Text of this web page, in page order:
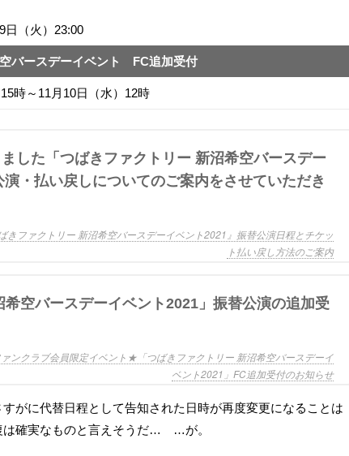
日（火）23:00
バースデーイベント FC追加受付
時～11月10日（水）12時
・払い戻しについてのご案内をさせていただき
ばきファクトリー 新沼希空バースデーイベント2021』振替公演日程とチケッ
ト払い戻し方法のご案内
ンクラブ会員限定イベント★「つばきファクトリー 新沼希空バースデーイ
ベント2021」FC追加受付のお知らせ
は確実なものと言えそうだ… …が。